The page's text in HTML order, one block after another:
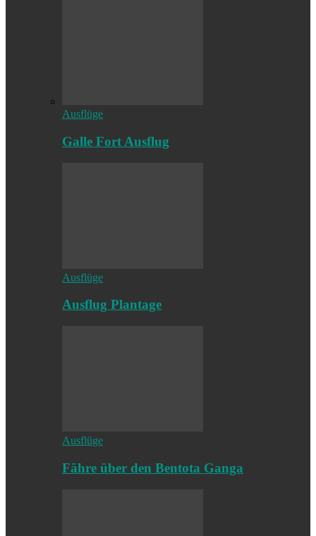
Ausflüge
Galle Fort Ausflug
Ausflüge
Ausflug Plantage
Ausflüge
Fähre über den Bentota Ganga